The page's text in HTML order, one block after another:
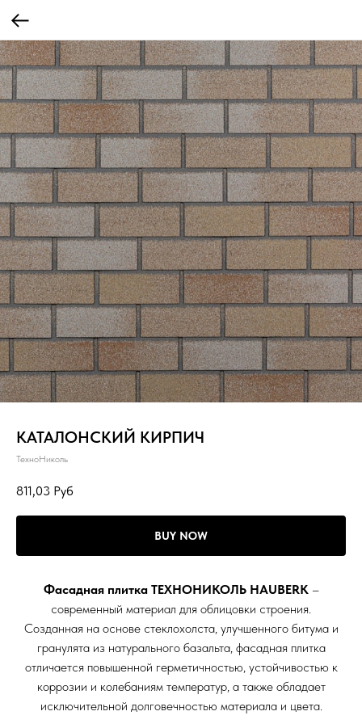
КАТАЛОНСКИЙ КИРПИЧ
ТехноНиколь
811,03 Руб
BUY NOW
Фасадная плитка ТЕХНОНИКОЛЬ HAUBERK –
современный материал для облицовки строения.
Созданная на основе стеклохолста, улучшенного битума и
гранулята из натурального базальта, фасадная плитка
отличается повышенной герметичностью, устойчивостью к
коррозии и колебаниям температур, а также обладает
исключительной долговечностью материала и цвета.